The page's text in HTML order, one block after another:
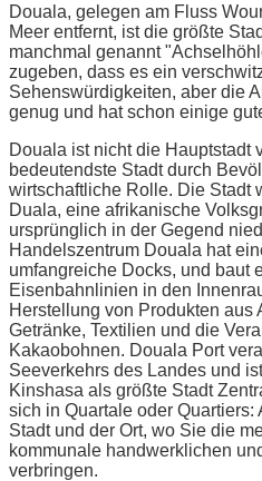
Douala, gelegen am Fluss
Meer entfernt, ist die größte
manchmal genannt
zugeben, dass es ein
Sehenswürdigkeiten, aber die
genug und hat schon einige
Douala ist nicht die Hauptstadt
bedeutendste Stadt durch
wirtschaftliche Rolle. Die Stadt
Duala, eine afrikanische
ursprünglich in der Gegend
Handelszentrum Douala hat
umfangreiche Docks, und baut
Eisenbahnlinien in den
Herstellung von Produkten aus
Getränke, Textilien und die
Kakaobohnen. Douala Port
Seeverkehrs des Landes und
Kinshasa als größte Stadt
sich in Quartale oder Quartiers:
Stadt und der Ort, wo Sie die
kommunale handwerklichen
verbringen.